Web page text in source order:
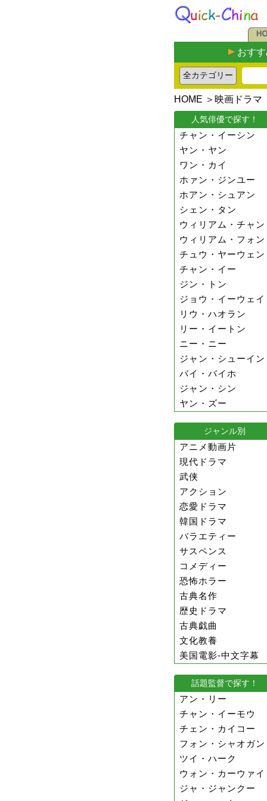
おす
HOME ＞ 映画ドラマ
人気俳優で探す！
チャン・イーシン
ヤン・ヤン
ワン・カイ
ホァン・ジンユー
ホアン・シュアン
シェン・タン
ウィリアム・チャン
ウィリアム・フォン
チュウ・ヤーウェン
チャン・イー
ジン・トン
ジョウ・イーウェイ
リウ・ハオラン
リー・イートン
ニー・ニー
ジャン・シューイン
バイ・バイホ
ジャン・シン
ヤン・ズー
ジャンル別
アニメ動画片
現代ドラマ
武侠
アクション
恋愛ドラマ
韓国ドラマ
バラエティー
サスペンス
コメディー
恐怖ホラー
古典名作
歴史ドラマ
古典戯曲
文化教養
美国電影-中文字幕
話題監督で探す！
アン・リー
チャン・イーモウ
チェン・カイコー
フォン・シャオガン
ツイ・ハーク
ウォン・カーウァイ
ジャ・ジャンクー